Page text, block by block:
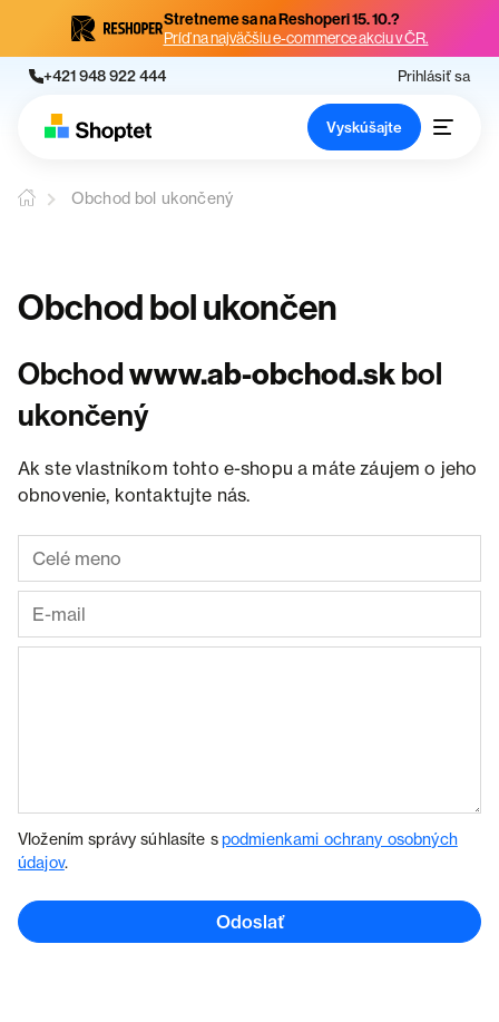
Stretneme sa na Reshoperi 15. 10.?
Príď na najväčšiu e-commerce akciu v ČR.
+421 948 922 444 Prihlásiť sa
Vyskúšajte
Obchod bol ukončený
Obchod bol ukončen
Obchodwww.ab-obchod.skbol
ukončený
Ak ste vlastníkom tohto e-shopu a máte záujem o jeho
obnovenie, kontaktujte nás.
Vložením správy súhlasíte spodmienkami ochrany osobných
údajov.
Odoslať